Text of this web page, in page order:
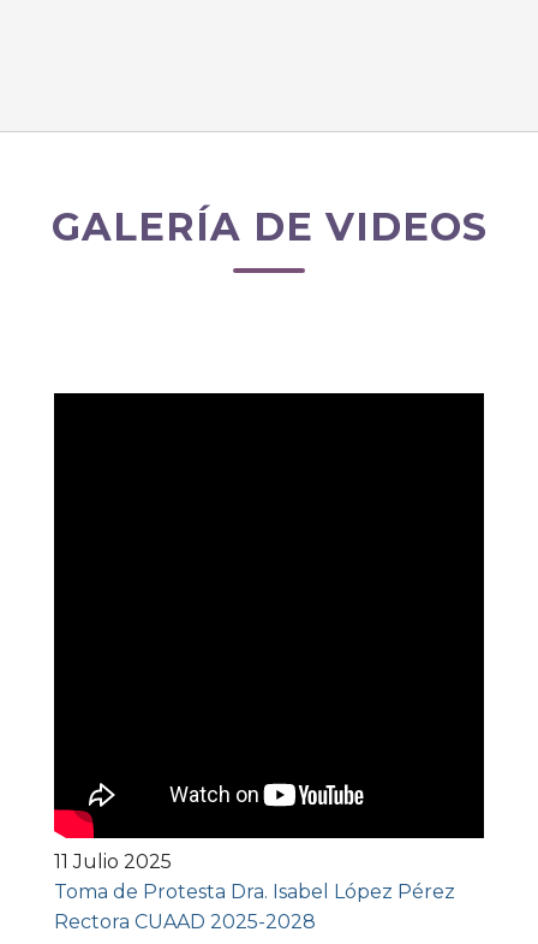
GALERÍA DE VIDEOS
11 Julio 2025
Toma de Protesta Dra. Isabel López Pérez
Rectora CUAAD 2025-2028